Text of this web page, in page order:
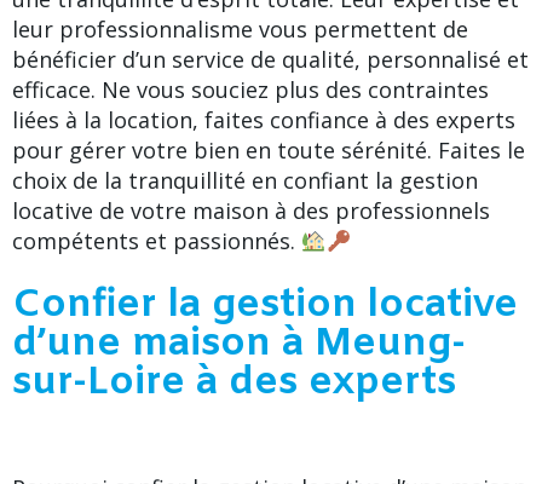
leur professionnalisme vous permettent de
bénéficier d’un service de qualité, personnalisé et
efficace. Ne vous souciez plus des contraintes
liées à la location, faites confiance à des experts
pour gérer votre bien en toute sérénité. Faites le
choix de la tranquillité en confiant la gestion
locative de votre maison à des professionnels
compétents et passionnés.
Confier la gestion locative
d’une maison à Meung-
sur-Loire à des experts